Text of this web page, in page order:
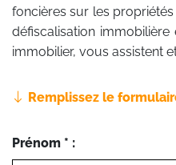
foncières sur les
défiscalisation
immobilier, vous assistent
Remplissez le
Prénom * :